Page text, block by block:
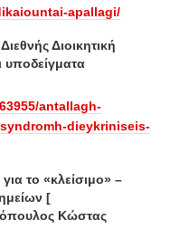
apallagi/
Διοικητική
υποδείγματα
antallagh-
dieykriniseis-
το «κλείσιμο» –
[
Κώστας